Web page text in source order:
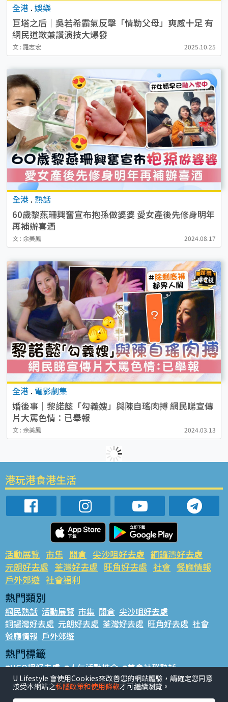
全港 . 娛樂
巨塔之后｜吳若希霸氣反擊「情勒父母」爽感十足 有
網民道歉兼讚演技大爆發
文 : 羅志宏 2025.10.25
全港 . 熱話
60歲黎燕珊興奮宣布抱孫做婆婆 愛女產後先修身明年
再補辦喜酒
文 : 余美鳳 2024.08.17
全港 . 電影劇集
婚後事│黎諾懿「勾義嫂」與陳自瑤肉搏 網民睇宣傳
片大罵色情：已舉報
文 : 余美鳳 2024.03.13
港玩港食港生活
活動展覽 市集 開倉 尖沙咀好去處 銅鑼灣好去處
元朗好去處 荃灣好去處 旺角好去處 社會 餐廳情報
戶外郊遊 社會福利
熱門類別
網民熱話 活動展覽 市集 開倉 尖沙咀好去處
銅鑼灣好去處 元朗好去處 荃灣好去處 旺角好去處 社會
餐廳情報 戶外郊遊
熱門標籤
#UGO搵好去處 #人氣活動推介 #美食社群熱話
#親子玩樂好去處 #ULifestyle應用程式 #限時搶
#UJetso禮物放送 #ULifestyle商戶中心 #著數
U Lifestyle 會使用Cookies來改善您的網站體驗，請確定您同意
接受本網站之私隱政策和使用條款才可繼續瀏覽。